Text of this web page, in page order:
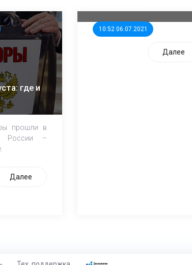
где и
прошли в
России –
Далее
10:52 06.07.2021
Далее